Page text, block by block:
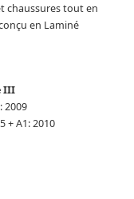
chaussures tout en
en Laminé
III
2009
+ A1: 2010